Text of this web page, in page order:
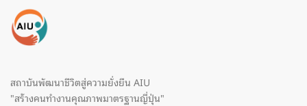
สถาบันพัฒนาชีวิตสู่ความยั่งยืน AIU
"สร้างคนทำงานคุณภาพมาตรฐานญี่ปุ่น"